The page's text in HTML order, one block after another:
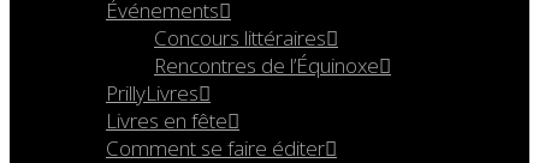
Événements
Concours littéraires
Rencontres de l’Équinoxe
PrillyLivres
Livres en fête
Comment se faire éditer